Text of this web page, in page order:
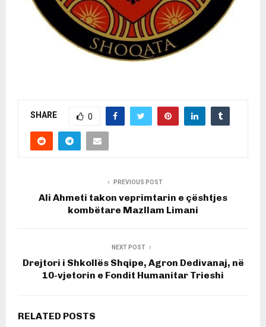
SHARE 0
PREVIOUS POST
Ali Ahmeti takon veprimtarin e çështjes
kombëtare Mazllam Limani
NEXT POST
Drejtori i Shkollës Shqipe, Agron Dedivanaj, në
10-vjetorin e Fondit Humanitar Trieshi
RELATED POSTS